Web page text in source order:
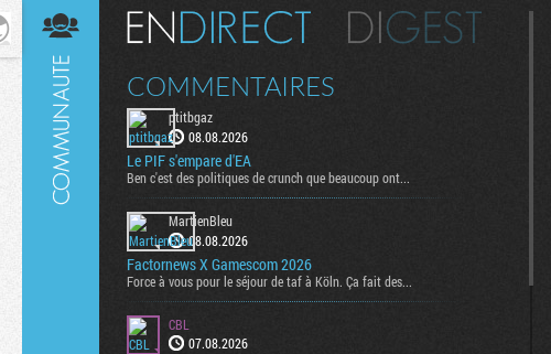
Digest
COMMENTAIRES
ptitbgaz
08.08.2026
Le PIF s'empare d'EA
Ben c'est des politiques de crunch que beaucoup ont...
MartienBleu
08.08.2026
Factornews X Gamescom 2026
Force à vous pour le séjour de taf à Köln. Ça fait des...
CBL
07.08.2026